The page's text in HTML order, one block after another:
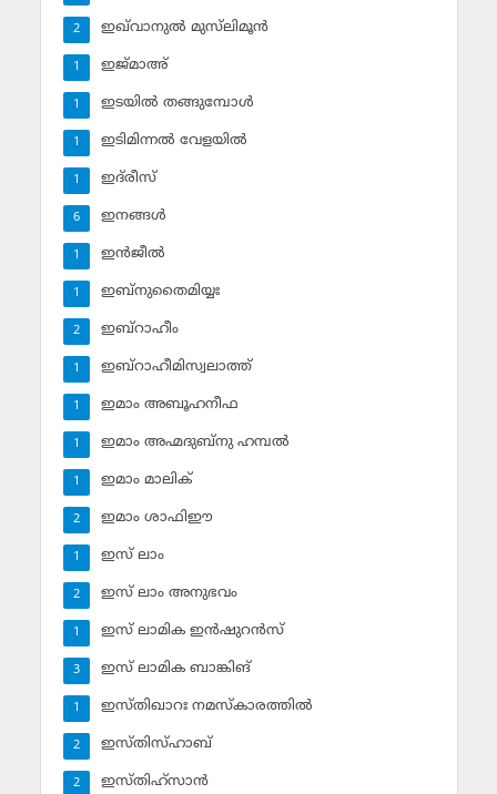
ഇഖ്‌വാനുല്‍ മുസ്‌ലിമൂന്‍
2
ഇജ്മാഅ്
1
ഇടയില്‍ തങ്ങുമ്പോള്‍
1
ഇടിമിന്നല്‍ വേളയില്‍
1
ഇദ്‌രീസ്‌
1
ഇനങ്ങള്‍
6
ഇന്‍ജീല്‍
1
ഇബ്‌നുതൈമിയ്യഃ
1
ഇബ്‌റാഹീം
2
ഇബ്‌റാഹീമിസ്വലാത്ത്
1
ഇമാം അബൂഹനീഫ
1
ഇമാം അഹ്മദുബ്‌നു ഹമ്പല്‍
1
ഇമാം മാലിക്
1
ഇമാം ശാഫിഈ
2
ഇസ് ലാം
1
ഇസ് ലാം അനുഭവം
2
ഇസ് ലാമിക ഇന്‍ഷുറന്‍സ്‌
1
ഇസ് ലാമിക ബാങ്കിങ്‌
3
ഇസ്തിഖാറഃ നമസ്‌കാരത്തില്‍
1
ഇസ്തിസ്ഹാബ്
2
ഇസ്തിഹ്‌സാന്‍
2